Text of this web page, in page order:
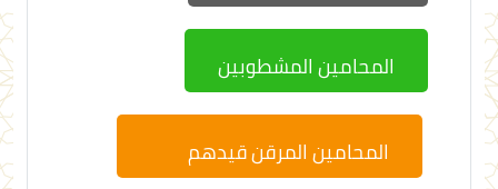
المحامين المشطوبين
المحامين المرقن قيدهم